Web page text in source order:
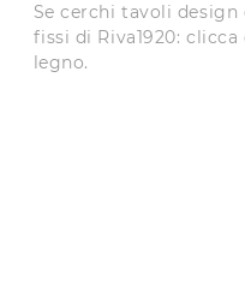
Se cerchi tavoli
fissi di Riva1920:
legno.